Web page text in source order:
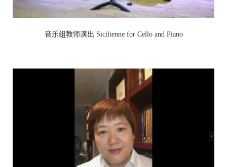
音乐组教师演出 Sicilienne for Cello and Piano